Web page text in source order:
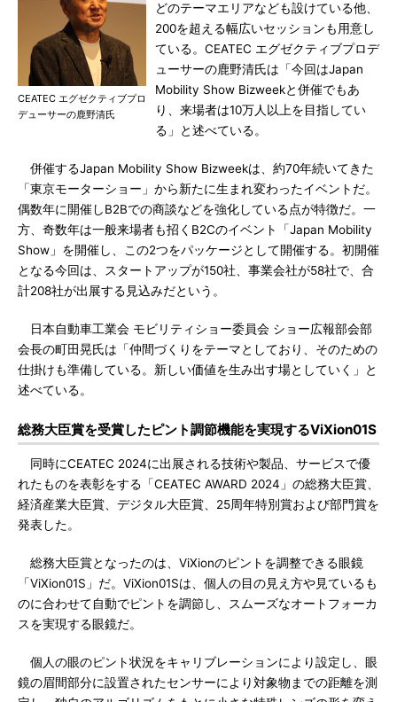
CEATEC エグゼクティブプロ
デューサーの鹿野清氏
どのテーマエリアなども設けている他、
200を超える幅広いセッションも用意し
ている。CEATEC エグゼクティブプロデ
ューサーの鹿野清氏は「今回はJapan
Mobility Show Bizweekと併催でもあ
り、来場者は10万人以上を目指してい
る」と述べている。
併催するJapan Mobility Show Bizweekは、約70年続いてきた
「東京モーターショー」から新たに生まれ変わったイベントだ。
偶数年に開催しB2Bでの商談などを強化している点が特徴だ。一
方、奇数年は一般来場者も招くB2Cのイベント「Japan Mobility
Show」を開催し、この2つをパッケージとして開催する。初開催
となる今回は、スタートアップが150社、事業会社が58社で、合
計208社が出展する見込みだという。
日本自動車工業会 モビリティショー委員会 ショー広報部会部
会長の町田晃氏は「仲間づくりをテーマとしており、そのための
仕掛けも準備している。新しい価値を生み出す場としていく」と
述べている。
総務大臣賞を受賞したピント調節機能を実現するViXion01S
同時にCEATEC 2024に出展される技術や製品、サービスで優
れたものを表彰をする「CEATEC AWARD 2024」の総務大臣賞、
経済産業大臣賞、デジタル大臣賞、25周年特別賞および部門賞を
発表した。
総務大臣賞となったのは、ViXionのピントを調整できる眼鏡
「ViXion01S」だ。ViXion01Sは、個人の目の見え方や見ているも
のに合わせて自動でピントを調節し、スムーズなオートフォーカ
スを実現する眼鏡だ。
個人の眼のピント状況をキャリブレーションにより設定し、眼
鏡の眉間部分に設置されたセンサーにより対象物までの距離を測